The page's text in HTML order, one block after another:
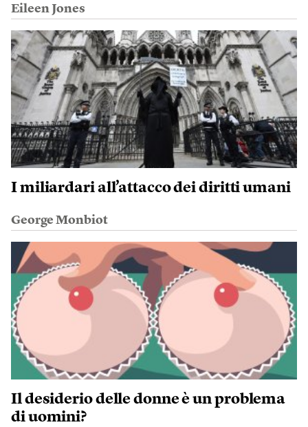
Eileen Jones
I miliardari all’attacco dei diritti umani
George Monbiot
Il desiderio delle donne è un problema
di uomini?